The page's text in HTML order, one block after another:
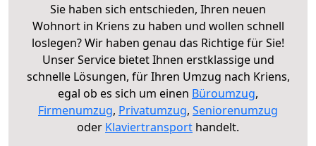
Sie haben sich entschieden, Ihren neuen
Wohnort in Kriens zu haben und wollen schnell
loslegen? Wir haben genau das Richtige für Sie!
Unser Service bietet Ihnen erstklassige und
schnelle Lösungen, für Ihren Umzug nach Kriens,
egal ob es sich um einen Büroumzug,
Firmenumzug, Privatumzug, Seniorenumzug
oder Klaviertransport handelt.